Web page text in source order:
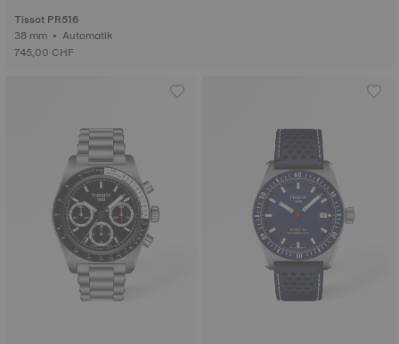
Tissot PR516
38 mm • Automatik
745,00 CHF